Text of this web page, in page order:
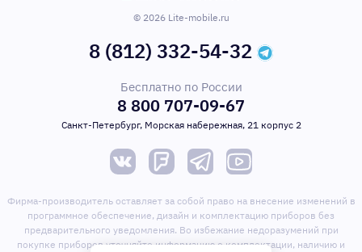
© 2026 Lite-mobile.ru
8 (812) 332-54-32
Бесплатно по России
8 800 707-09-67
Санкт-Петербург, Морская набережная, 21 корпус 2
Фирма-производитель оставляет за собой право на внесение изменений в
программное обеспечение, дизайн и комплектацию приборов без
предварительного уведомления. Во избежание недоразумений при
покупке приборов уточняйте информацию о комплектации, наличию и